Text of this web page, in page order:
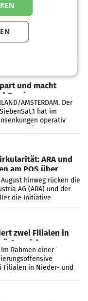
Umsatzplus im
schwachem
Post AG hat im
Konzernumsatz
gegenüber dem
und macht
Gewinn
AMSTERDAM. Der
hat im
operativ
ARA und
am POS über
hinweg rücken die
AG (ARA) und der
die Initiative
allen österreichischen
zwei Filialen in
Im Rahmen einer
Filialen in Nieder- und